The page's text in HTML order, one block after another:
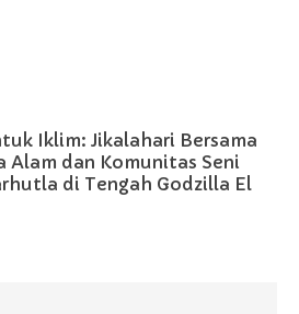
Iklim: Jikalahari Bersama
Alam dan Komunitas Seni
di Tengah Godzilla El